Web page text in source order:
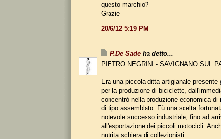
questo marchio?
Grazie
20/6/12 5:19 PM
P.De Sade ha detto...
PIETRO NEGRINI - SAVIGNANO SUL
Era una piccola ditta artigianale presente
per la produzione di biciclette,
concentrò nella produzione economica di
di tipo assemblato. Fù una scelta
notevole successo industriale, fino ad
all'esportazione dei piccoli motocicli.
nutrita schiera di collezionisti.